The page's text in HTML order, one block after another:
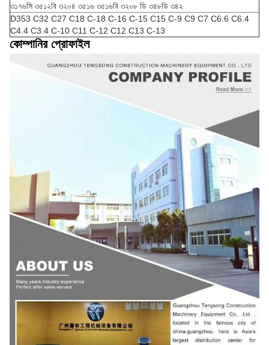
৩১৭৬সি ৩৫১২বি ৩২০৪ ৩৫১৬ ৩৫১৬বি ৩২০৮ ডি ৩৪৮ডি ৩৪২
D353 C32 C27 C18 C-18 C-16 C-15 C15 C-9 C9 C7 C6.6 C6.4
C4.4 C3.4 C-10 C11 C-12 C12 C13 C-13
কোম্পানির প্রোফাইল